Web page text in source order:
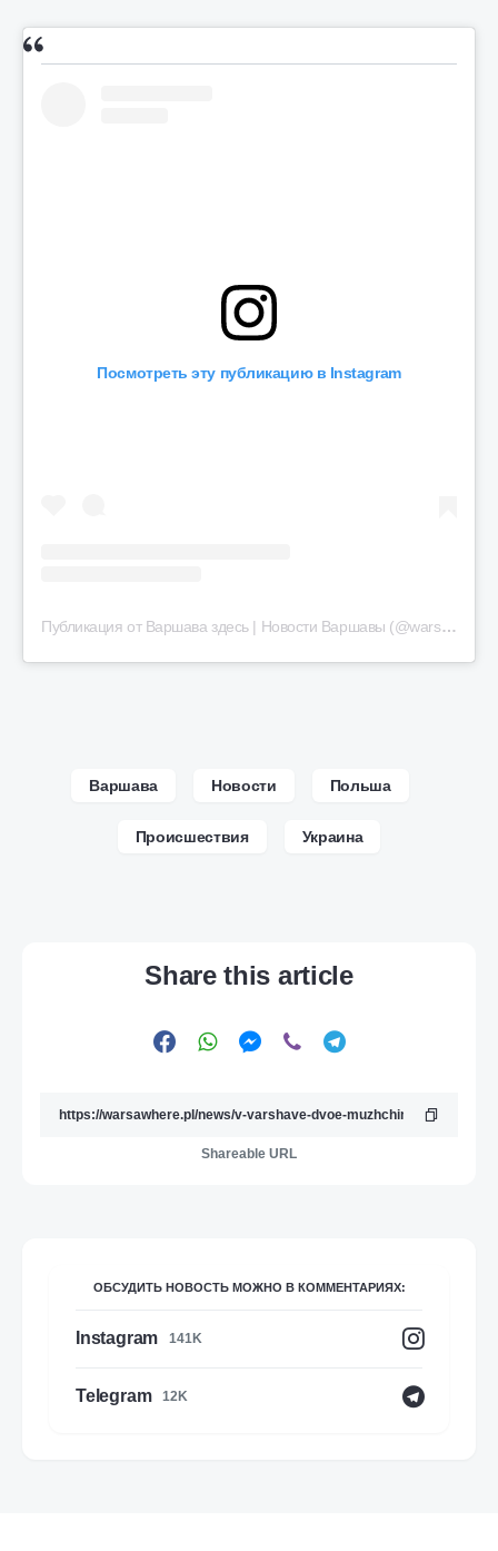
Посмотреть эту публикацию в Instagram
Публикация от Варшава здесь | Новости Варшавы (@warsaw.here24)
Варшава Новости Польша
Происшествия Украина
Share this article
Shareable URL
ОБСУДИТЬ НОВОСТЬ МОЖНО В КОММЕНТАРИЯХ:
Instagram 141K
Telegram 12K